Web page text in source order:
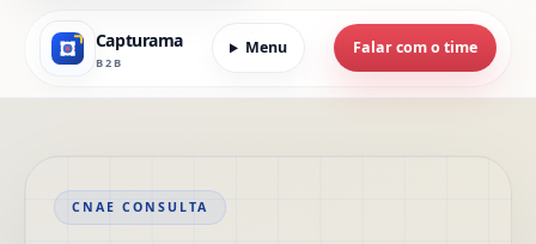
Capturama
B2B
Menu Falar com o time
CNAE CONSULTA